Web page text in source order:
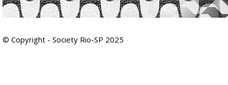
© Copyright - Society Rio-SP 2025